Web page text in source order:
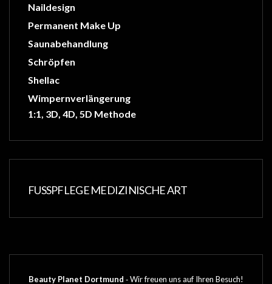
Naildesign
Permanent Make Up
Saunabehandlung
Schröpfen
Shellac
Wimpernverlängerung
1:1, 3D, 4D, 5D Methode
FUSSPFLEGE MEDIZINISCHE ART
Beauty Planet Dortmund ‐ Wir freuen uns auf Ihren Besuch!